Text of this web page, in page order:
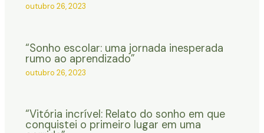
outubro 26, 2023
“Sonho escolar: uma jornada inesperada
rumo ao aprendizado”
outubro 26, 2023
“Vitória incrível: Relato do sonho em que
conquistei o primeiro lugar em uma